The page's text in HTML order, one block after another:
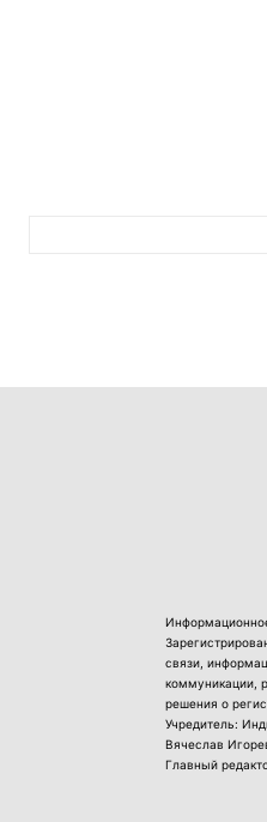
связи,
коммуникации,
решения о
Учредитель:
Вячеслав
Главный